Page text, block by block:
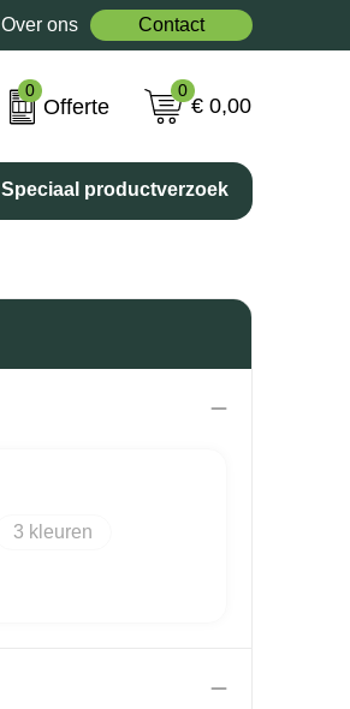
Over ons Contact
0
Offerte
0
€ 0,00
Speciaal productverzoek
3